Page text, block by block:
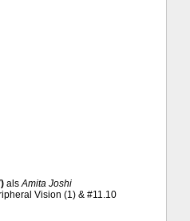
alsAmita Joshi
Vision (1) & #11.10